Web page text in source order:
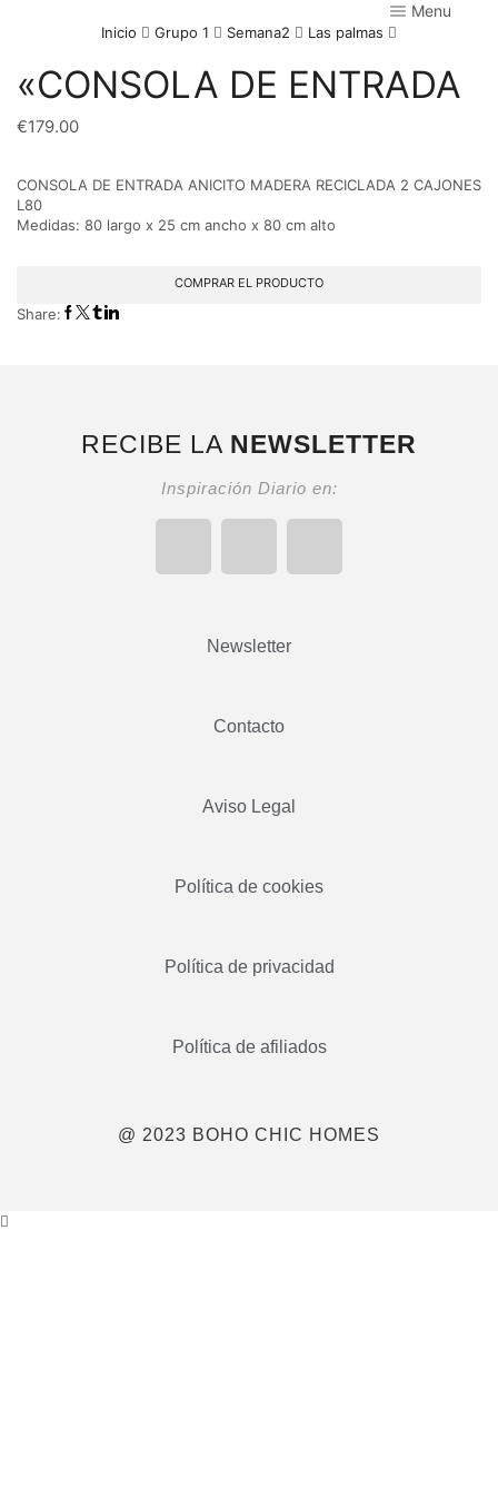
Menu
Inicio Grupo 1 Semana2 Las palmas
«CONSOLA DE ENTRADA
€179.00
CONSOLA DE ENTRADA ANICITO MADERA RECICLADA 2 CAJONES
L80
Medidas: 80 largo x 25 cm ancho x 80 cm alto
COMPRAR EL PRODUCTO
Share:
RECIBE LA NEWSLETTER
Inspiración Diario en:
Newsletter
Contacto
Aviso Legal
Política de cookies
Política de privacidad
Política de afiliados
@ 2023 BOHO CHIC HOMES